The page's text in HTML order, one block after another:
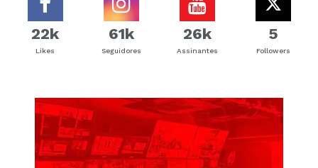
22k
Likes
61k
Seguidores
26k
Assinantes
5
Followers